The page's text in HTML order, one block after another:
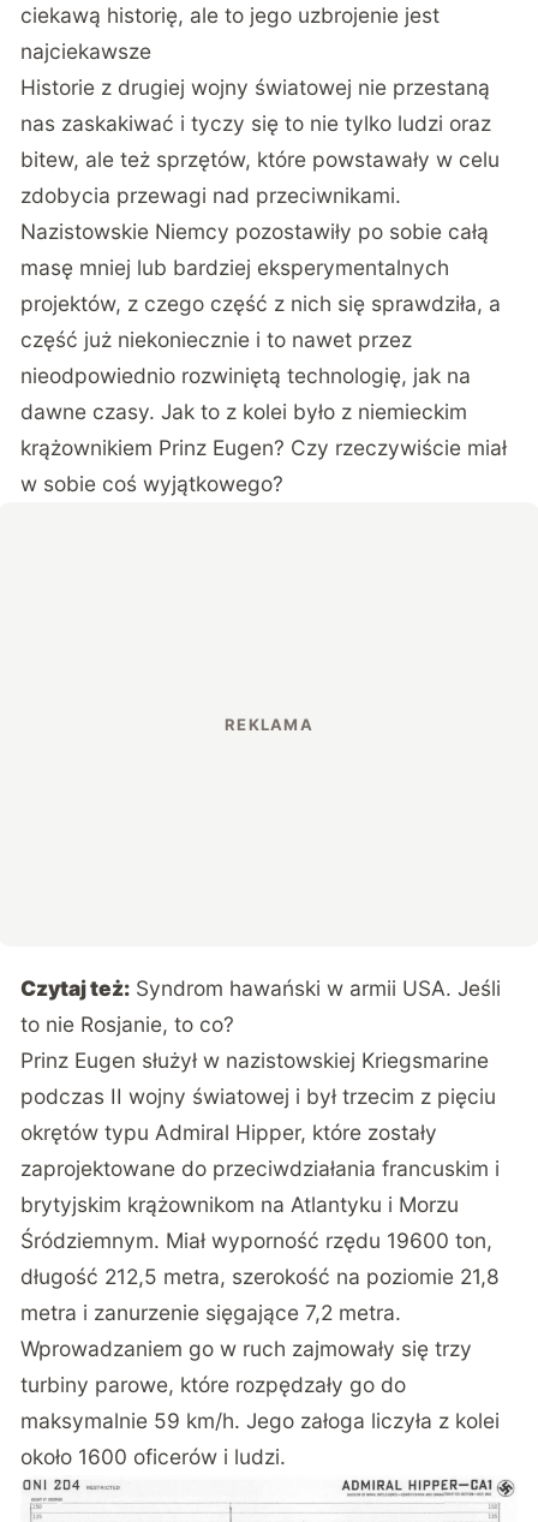
ciekawą historię, ale to jego uzbrojenie jest
najciekawsze
Historie z drugiej wojny światowej nie przestaną
nas zaskakiwać i tyczy się to nie tylko ludzi oraz
bitew, ale też sprzętów, które powstawały w celu
zdobycia przewagi nad przeciwnikami.
Nazistowskie Niemcy pozostawiły po sobie całą
masę mniej lub bardziej eksperymentalnych
projektów, z czego część z nich się sprawdziła, a
część już niekoniecznie i to nawet przez
nieodpowiednio rozwiniętą technologię, jak na
dawne czasy. Jak to z kolei było z niemieckim
krążownikiem Prinz Eugen? Czy rzeczywiście miał
w sobie coś wyjątkowego?
Czytaj też: Syndrom hawański w armii USA. Jeśli
to nie Rosjanie, to co?
Prinz Eugen służył w nazistowskiej Kriegsmarine
podczas II wojny światowej i był trzecim z pięciu
okrętów typu Admiral Hipper, które zostały
zaprojektowane do przeciwdziałania francuskim i
brytyjskim krążownikom na Atlantyku i Morzu
Śródziemnym. Miał wyporność rzędu 19600 ton,
długość 212,5 metra, szerokość na poziomie 21,8
metra i zanurzenie sięgające 7,2 metra.
Wprowadzaniem go w ruch zajmowały się trzy
turbiny parowe, które rozpędzały go do
maksymalnie 59 km/h. Jego załoga liczyła z kolei
około 1600 oficerów i ludzi.